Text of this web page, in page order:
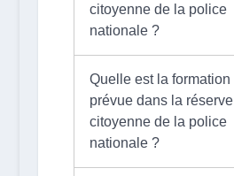
citoyenne de la police
nationale ?
Quelle est la formation
prévue dans la réserve
citoyenne de la police
nationale ?